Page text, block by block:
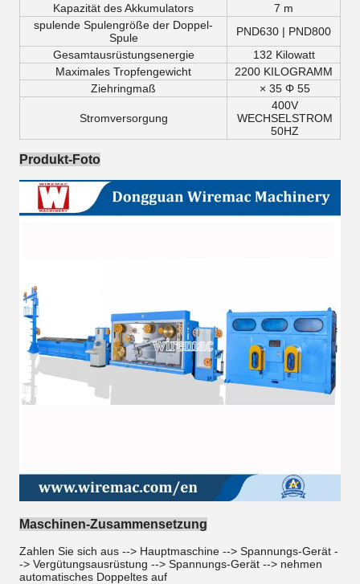
Kapazität des Akkumulators
7 m
spulende Spulengröße der Doppel-
Spule
PND630 | PND800
Gesamtausrüstungsenergie
132 Kilowatt
Maximales Tropfengewicht
2200 KILOGRAMM
Ziehringmaß
× 35 Φ 55
Stromversorgung
400V
WECHSELSTROM
50HZ
Produkt-Foto
Maschinen-Zusammensetzung
Zahlen Sie sich aus --> Hauptmaschine --> Spannungs-Gerät -
-> Vergütungsausrüstung --> Spannungs-Gerät --> nehmen
automatisches Doppeltes auf